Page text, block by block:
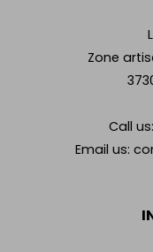
Zone
Call us:
Email us: